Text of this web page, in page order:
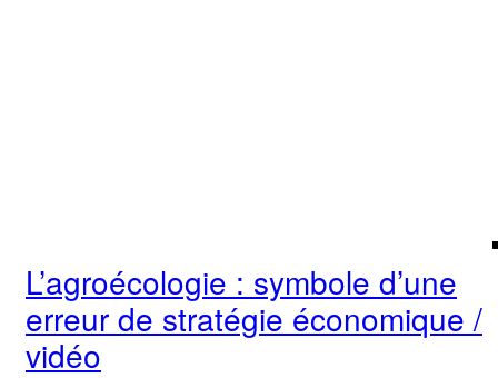
L’agroécologie : symbole d’une
erreur de stratégie économique /
vidéo